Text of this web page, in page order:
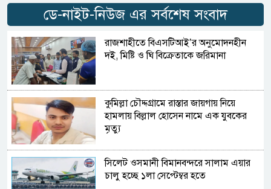
ডে-নাইট-নিউজ এর সর্বশেষ সংবাদ
রাজশাহীতে বিএসটিআই’র অনুমোদনহীন
দই, মিষ্টি ও ঘি বিক্রেতাকে জরিমানা
কুমিল্লা চৌদ্দগ্রামে রাস্তার জায়গায় নিয়ে
হামলায় বিল্লাল হোসেন নামে এক যুবকের
মৃত্যু
সিলেট ওসমানী বিমানবন্দরে সালাম এয়ার
চালু হচ্ছে ১লা সেপ্টেম্বর হতে